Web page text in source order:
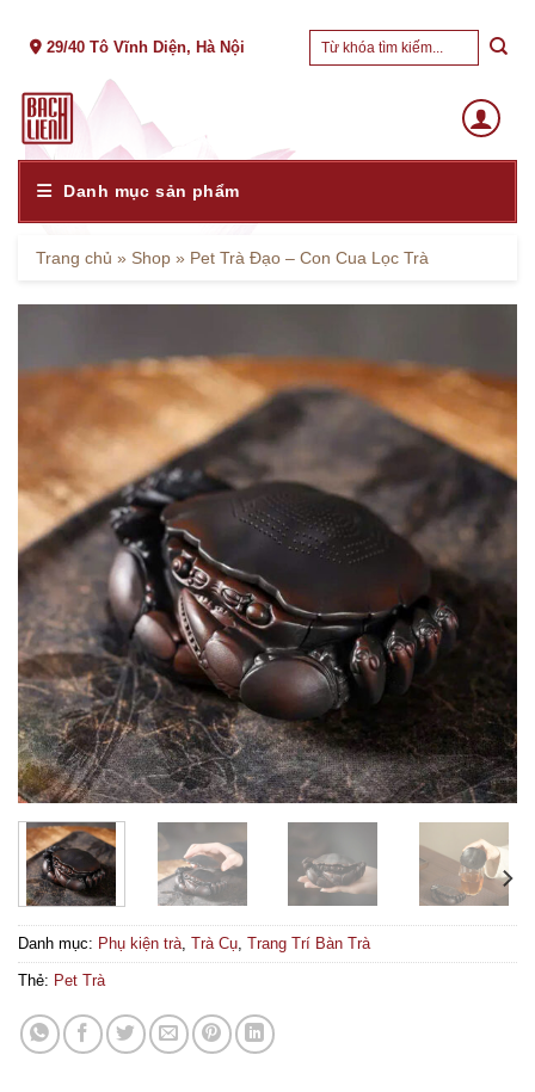
29/40 Tô Vĩnh Diện, Hà Nội
Tìm
Danh mục sản phẩm
Trang chủ » Shop » Pet Trà Đạo – Con Cua Lọc Trà
Danh mục: Phụ kiện trà, Trà Cụ, Trang Trí Bàn Trà
Thẻ: Pet Trà